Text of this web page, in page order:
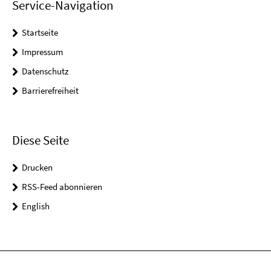
Service-Navigation
Startseite
Impressum
Datenschutz
Barrierefreiheit
Diese Seite
Drucken
RSS-Feed abonnieren
English